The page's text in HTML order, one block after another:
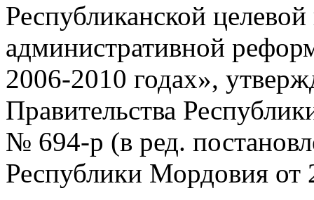
Республиканской
административной
2006-2010 годах»,
Правительства
№ 694-р (в ред.
Республики Мордовия от